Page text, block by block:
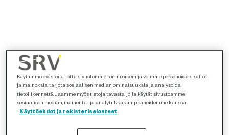
Käytämme evästeitä, jotta sivustomme toimii oikein ja voimme personoida sisältöä
ja mainoksia, tarjota sosiaalisen median ominaisuuksia ja analysoida
tietoliikennettä. Jaamme myös tietoja tavasta, jolla käytät sivustoamme
sosiaalisen median, mainonta- ja analytiikkakumppaneidemme kanssa.
Käyttöehdot ja rekisteriselosteet